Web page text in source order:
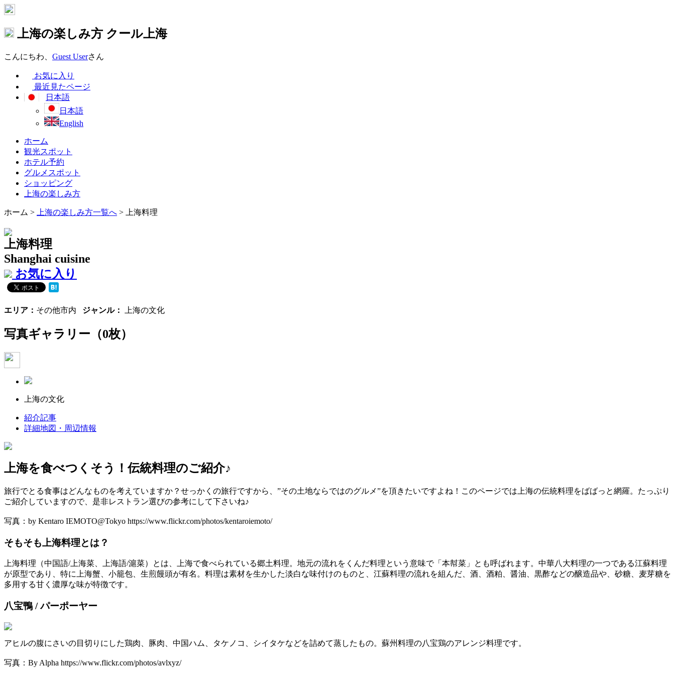
上海の楽しみ方 クール上海
こんにちわ、 Guest Userさん
お気に入り
最近見たページ
日本語
日本語
English
ホーム
観光スポット
ホテル予約
グルメスポット
ショッピング
上海の楽しみ方
ホーム > 上海の楽しみ方一覧へ > 上海料理
上海料理
Shanghai cuisine
お気に入り
エリア： その他市内 ジャンル： 上海の文化
写真ギャラリー （0枚）
上海の文化
紹介記事
詳細地図・周辺情報
上海を食べつくそう！伝統料理のご紹介♪
旅行でとる食事はどんなものを考えていますか？せっかくの旅行ですから、”その土地ならではのグルメ”を頂きたいですよね！このページでは上海の伝統料理をばばっと網羅。たっぷり
ご紹介していますので、是非レストラン選びの参考にして下さいね♪
写真：by Kentaro IEMOTO@Tokyo https://www.flickr.com/photos/kentaroiemoto/
そもそも上海料理とは？
上海料理（中国語/上海菜、上海語/滬菜）とは、上海で食べられている郷土料理。地元の流れをくんだ料理という意味で「本幇菜」とも呼ばれます。中華八大料理の一つである江蘇料理
が原型であり、特に上海蟹、小籠包、生煎饅頭が有名。料理は素材を生かした淡白な味付けのものと、江蘇料理の流れを組んだ、酒、酒粕、醤油、黒酢などの醸造品や、砂糖、麦芽糖を
多用する甘く濃厚な味が特徴です。
八宝鴨 / パーポーヤー
アヒルの腹にさいの目切りにした鶏肉、豚肉、中国ハム、タケノコ、シイタケなどを詰めて蒸したもの。蘇州料理の八宝鶏のアレンジ料理です。
写真：By Alpha https://www.flickr.com/photos/avlxyz/